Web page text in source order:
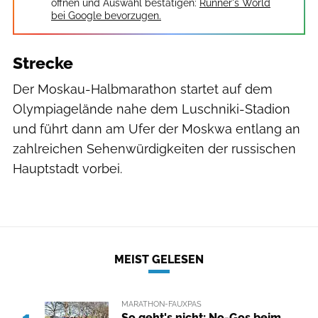
öffnen und Auswahl bestätigen: Runner's World
bei Google bevorzugen.
Strecke
Der Moskau-Halbmarathon startet auf dem
Olympiagelände nahe dem Luschniki-Stadion
und führt dann am Ufer der Moskwa entlang an
zahlreichen Sehenwürdigkeiten der russischen
Hauptstadt vorbei.
MEIST GELESEN
MARATHON-FAUXPAS